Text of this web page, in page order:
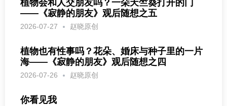
植物会和人交朋友吗？一朵天竺葵打开的门
——《寂静的朋友》观后随想之五
2026-07-27 赵晓原创
植物也有性事吗？花朵、婚床与种子里的一片
海——《寂静的朋友》观后随想之四
2026-07-26 赵晓原创
你看见我